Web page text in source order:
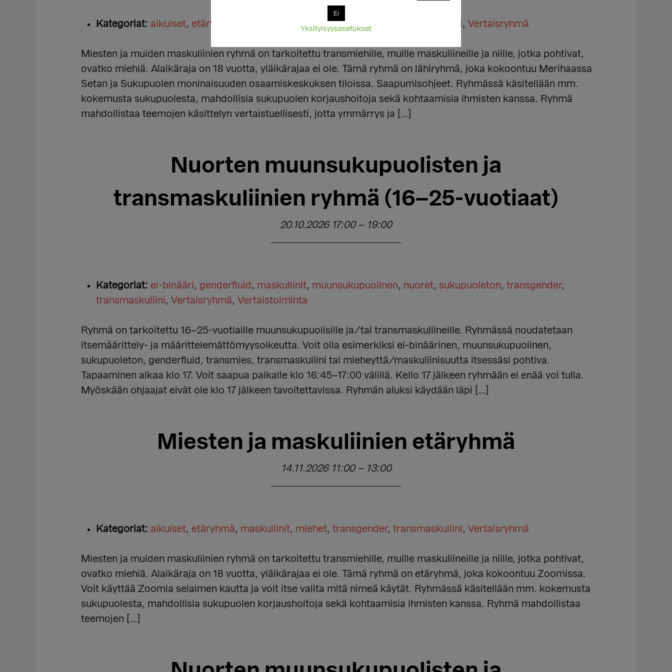
Kategoriat: aikuiset, etäryhmä miehet ,transgender transmaskuliini, Vertaisryhmä
Miesten ja muiden maskuliinien ryhmä on tarkoitettu transmiehille, muille maskuliineille ja niille, jotka pohtivat,
ovatko miehiä. Alaikäraja on 18 vuotta, yläikärajaa ei ole. Tämä ryhmä on lähiryhmä, joka kokoontuu Merihaassa
Setan ja Sukupuolen moninaisuuden osaamiskeskuksen tiloissa. Saapumisohjeet. Ryhmässä käsitellään mm.
kokemusta sukupuolesta, mahdollisia sukupuolen korjaushoitoja sekä kohtaamisia ihmisten kanssa. Ryhmä
mahdollistaa teemojen käsittelyn vertaistuellisesti, jotta ymmärrys ja […]
Nuorten muunsukupuolisten ja
transmaskuliinien ryhmä (16–25-vuotiaat)
20.10.2026 17:00– 19:00
Kategoriat: ei-binääri, genderfluid , maskuliinit, muunsukupuolinen, nuoret, sukupuoleton, transgender,
transmaskuliini, Vertaisryhmä, Vertaistoiminta
Ryhmä on tarkoitettu 16–25-vuotiaille muunsukupuolisille ja/tai transmaskuliineille. Ryhmässä noudatetaan
itsemäärittely- ja määrittelemättömyysoikeutta. Voit olla esimerkiksi ei-binäärinen, muunsukupuolinen,
sukupuoleton, genderfluid, transmies, transmaskuliini tai mieheyttä/maskuliinisuutta itsessäsi pohtiva.
Tapaaminen alkaa klo 17. Voit saapua paikalle klo 16:45–17:00 välillä. Kello 17 jälkeen ryhmään ei enää voi tulla.
Myöskään ohjaajat eivät ole klo 17 jälkeen tavoitettavissa. Ryhmän aluksi käydään läpi […]
Miesten ja maskuliinien etäryhmä
14.11.2026 11:00– 13:00
Kategoriat: aikuiset, etäryhmä, maskuliinit, miehet, transgender, transmaskuliini, Vertaisryhmä
Miesten ja muiden maskuliinien ryhmä on tarkoitettu transmiehille, muille maskuliineille ja niille, jotka pohtivat,
ovatko miehiä. Alaikäraja on 18 vuotta, yläikärajaa ei ole. Tämä ryhmä on etäryhmä, joka kokoontuu Zoomissa.
Voit käyttää Zoomia selaimen kautta ja voit itse valita mitä nimeä käytät. Ryhmässä käsitellään mm. kokemusta
sukupuolesta, mahdollisia sukupuolen korjaushoitoja sekä kohtaamisia ihmisten kanssa. Ryhmä mahdollistaa
teemojen […]
Ei
Yksityisyysasetukset